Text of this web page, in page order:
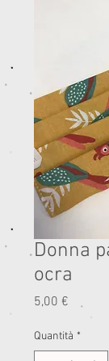
Donna
ocra
5,00 € Prezzo
Quantità *